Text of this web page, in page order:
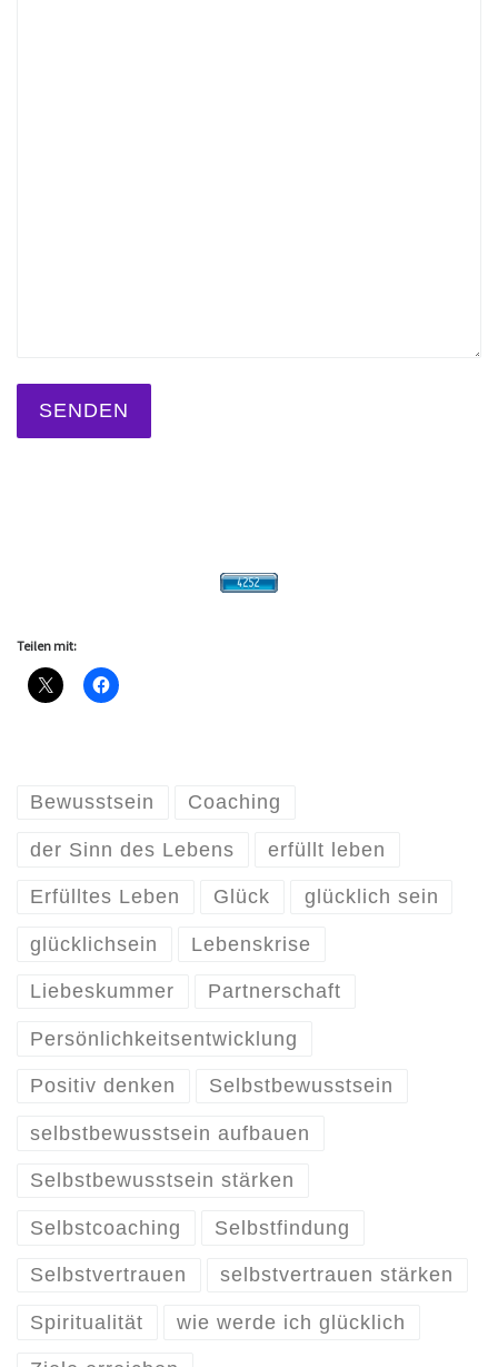
SENDEN
Teilen mit:
Bewusstsein Coaching
der Sinn des Lebens erfüllt leben
Erfülltes Leben Glück glücklich sein
glücklichsein Lebenskrise
Liebeskummer Partnerschaft
Persönlichkeitsentwicklung
Positiv denken Selbstbewusstsein
selbstbewusstsein aufbauen
Selbstbewusstsein stärken
Selbstcoaching Selbstfindung
Selbstvertrauen selbstvertrauen stärken
Spiritualität wie werde ich glücklich